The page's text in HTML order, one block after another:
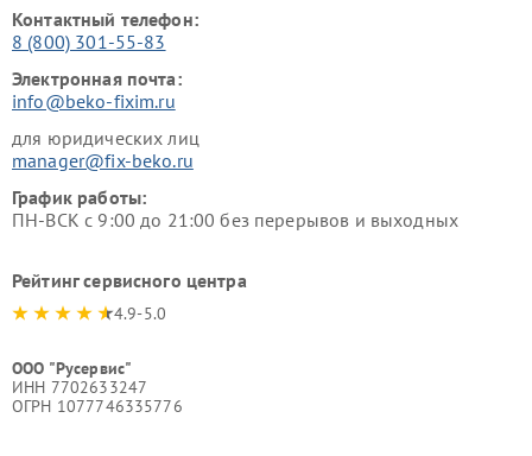
Контактный телефон:
8 (800) 301-55-83
Электронная почта:
info@beko-fixim.ru
для юридических лиц
manager@fix-beko.ru
График работы:
ПН-ВСК с 9:00 до 21:00 без перерывов и выходных
Рейтинг сервисного центра
4.9-5.0
ООО "Русервис"
ИНН 7702633247
ОГРН 1077746335776